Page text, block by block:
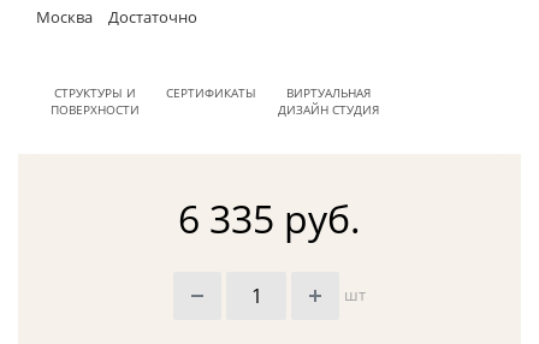
Москва
Достаточно
СТРУКТУРЫ И
ПОВЕРХНОСТИ
СЕРТИФИКАТЫ
ВИРТУАЛЬНАЯ
ДИЗАЙН СТУДИЯ
6 335 руб.
шт